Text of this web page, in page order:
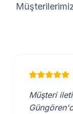
Müşteri